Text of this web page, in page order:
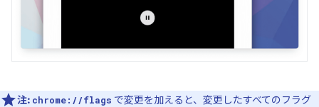
注: chrome://flags で変更を加えると、変更したすべてのフラグ